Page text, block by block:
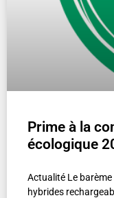
Prime à la
écologique
Actualité Le
hybrides